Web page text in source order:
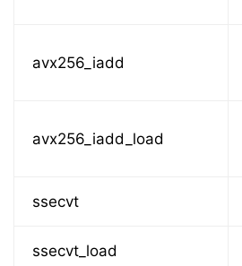
avx256_iadd
avx256_iadd_load
ssecvt
ssecvt_load